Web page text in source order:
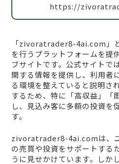
https://
「zivoratrader8-4ai.com」
を行うプラットフォームを提
ブサイトです。公式サイトで
関する情報を提供し、利用者
る環境を整えていると説明さ
するため、特に「高収益」「
し、見込み客に多額の投資を
す。
zivoratrader8-4ai.comは、
の売買や投資をサポートする
うに見せかけています。しか